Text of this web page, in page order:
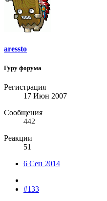
aressto
Гуру форума
Регистрация
17 Июн 2007
Сообщения
442
Реакции
51
6 Сен 2014
#133